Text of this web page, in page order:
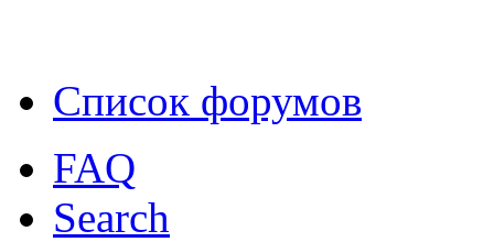
Список форумов
FAQ
Search